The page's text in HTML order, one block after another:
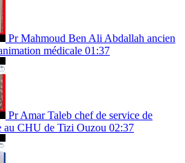
Pr Mahmoud Ben Ali Abdallah ancien
médicale 01:37
Pr Amar Taleb chef de service de
au CHU de Tizi Ouzou 02:37